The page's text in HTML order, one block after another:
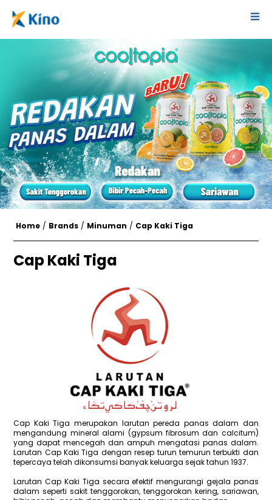
Home / Brands / Minuman / Cap Kaki Tiga
Cap Kaki Tiga
Cap Kaki Tiga merupakan larutan pereda panas dalam dan
mengandung mineral alami (gypsum fibrosum dan calcitum)
yang dapat mencegah dan ampuh mengatasi panas dalam.
Larutan Cap Kaki Tiga dengan resep turun temurun terbukti dan
tepercaya telah dikonsumsi banyak keluarga sejak tahun 1937.
Larutan Cap Kaki Tiga secara efektif mengurangi gejala panas
dalam seperti sakit tenggorokan, tenggorokan kering, sariawan,